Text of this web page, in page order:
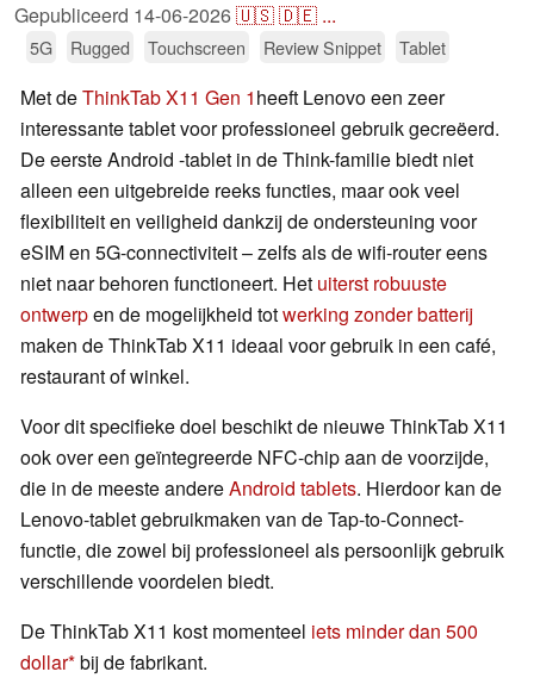
Gepubliceerd 14-06-2026🇺🇸🇩🇪 ...
5G Rugged Touchscreen Review Snippet Tablet
Met deThinkTab X11 Gen 1heeft Lenovo een zeer
interessante tablet voor professioneel gebruik gecreëerd.
De eerste Android -tablet in de Think-familie biedt niet
alleen een uitgebreide reeks functies, maar ook veel
flexibiliteit en veiligheid dankzij de ondersteuning voor
eSIM en 5G-connectiviteit – zelfs als de wifi-router eens
niet naar behoren functioneert. Het uiterst robuuste
ontwerpen de mogelijkheid totwerking zonder batterij
maken de ThinkTab X11 ideaal voor gebruik in een café,
restaurant of winkel.
Voor dit specifieke doel beschikt de nieuwe ThinkTab X11
ook over een geïntegreerde NFC-chip aan de voorzijde,
die in de meeste andereAndroid tablets. Hierdoor kan de
Lenovo-tablet gebruikmaken van de Tap-to-Connect-
functie, die zowel bij professioneel als persoonlijk gebruik
verschillende voordelen biedt.
De ThinkTab X11 kost momenteel iets minder dan 500
dollar bij de fabrikant.